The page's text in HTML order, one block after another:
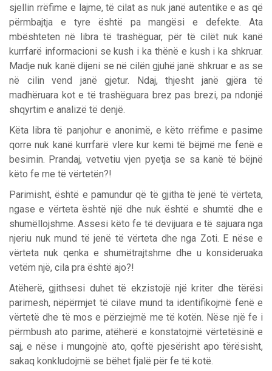
sjellin rrëfime e lajme, të cilat as nuk janë autentike e as që
përmbajtja e tyre është pa mangësi e defekte. Ata
mbështeten në libra të trashëguar, për të cilët nuk kanë
kurrfarë informacioni se kush i ka thënë e kush i ka shkruar.
Madje nuk kanë dijeni se në cilën gjuhë janë shkruar e as se
në cilin vend janë gjetur. Ndaj, thjesht janë gjëra të
madhëruara kot e të trashëguara brez pas brezi, pa ndonjë
shqyrtim e analizë të denjë.
Këta libra të panjohur e anonimë, e këto rrëfime e pasime
qorre nuk kanë kurrfarë vlere kur kemi të bëjmë me fenë e
besimin. Prandaj, vetvetiu vjen pyetja se sa kanë të bëjnë
këto fe me të vërtetën?!
Parimisht, është e pamundur që të gjitha të jenë të vërteta,
ngase e vërteta është një dhe nuk është e shumtë dhe e
shumëllojshme. Assesi këto fe të devijuara e të sajuara nga
njeriu nuk mund të jenë të vërteta dhe nga Zoti. E nëse e
vërteta nuk qenka e shumëtrajtshme dhe u konsideruaka
vetëm një, cila pra është ajo?!
Atëherë, gjithsesi duhet të ekzistojë një kriter dhe tërësi
parimesh, nëpërmjet të cilave mund ta identifikojmë fenë e
vërtetë dhe të mos e përziejmë me të kotën. Nëse një fe i
përmbush ato parime, atëherë e konstatojmë vërtetësinë e
saj, e nëse i mungojnë ato, qoftë pjesërisht apo tërësisht,
sakaq konkludojmë se bëhet fjalë për fe të kotë.